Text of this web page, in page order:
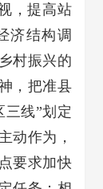
，提高站
济结构调
村振兴的
，把准县
线”划定
动作为，
要求加快